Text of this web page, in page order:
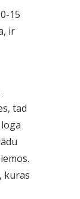
15
ir
tad
kuras